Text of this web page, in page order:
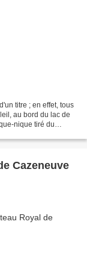
titre ; en effet, tous
au bord du lac de
nique tiré du
Cazeneuve